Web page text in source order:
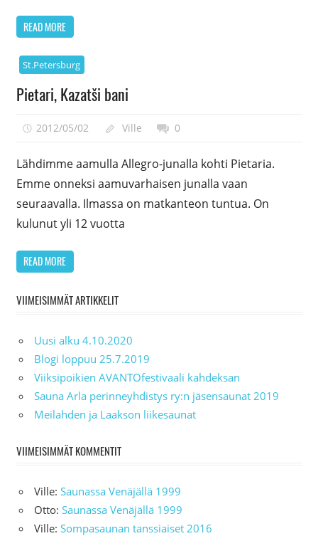
READ MORE
St.Petersburg
Pietari, Kazatši bani
2012/05/02 Ville 0
Lähdimme aamulla Allegro-junalla kohti Pietaria.
Emme onneksi aamuvarhaisen junalla vaan
seuraavalla. Ilmassa on matkanteon tuntua. On
kulunut yli 12 vuotta
READ MORE
VIIMEISIMMÄT ARTIKKELIT
Uusi alku 4.10.2020
Blogi loppuu 25.7.2019
Viiksipoikien AVANTOfestivaali kahdeksan
Sauna Arla perinneyhdistys ry:n jäsensaunat 2019
Meilahden ja Laakson liikesaunat
VIIMEISIMMÄT KOMMENTIT
Ville: Saunassa Venäjällä 1999
Otto: Saunassa Venäjällä 1999
Ville: Sompasaunan tanssiaiset 2016